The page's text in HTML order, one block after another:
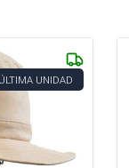
ÚLTIMA UNIDAD